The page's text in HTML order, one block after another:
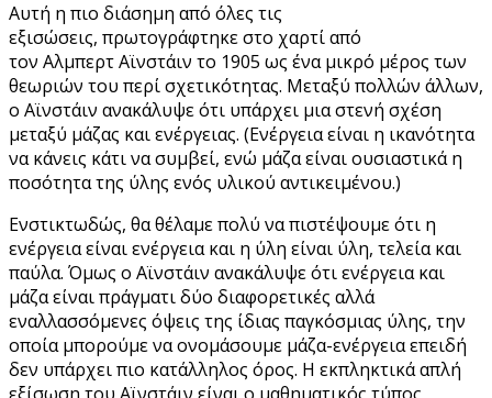
Αυτή η πιο διάσημη από όλες τις
εξισώσεις, πρωτογράφτηκεστο χαρτί από
τον ΑλμπερτΑϊνστάιν το 1905 ως ένα μικρό μέρος των
θεωριών του περί σχετικότητας. Μεταξύ πολλών άλλων,
ο Αϊνστάιν ανακάλυψε ότι υπάρχει μια στενή σχέση
μεταξύ μάζας και ενέργειας. (Ενέργεια είναι η ικανότητα
να κάνεις κάτι να συμβεί, ενώ μάζα είναι ουσιαστικά η
ποσότητα της ύλης ενός υλικού αντικειμένου.)
Ενστικτωδώς, θα θέλαμε πολύ να πιστέψουμε ότι η
ενέργεια είναι ενέργεια και η ύλη είναι ύλη, τελεία και
παύλα. Όμως ο Αϊνστάιν ανακάλυψε ότι ενέργεια και
μάζα είναι πράγματι δύο διαφορετικές αλλά
εναλλασσόμενες όψεις της ίδιας παγκόσμιας ύλης, την
οποία μπορούμε να ονομάσουμε μάζα-ενέργεια επειδή
δεν υπάρχει πιο κατάλληλος όρος. Η εκπληκτικά απλή